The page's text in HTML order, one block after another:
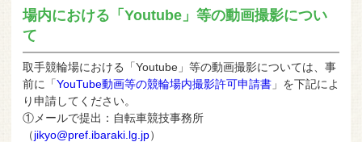
場内における「Youtube」等の動画撮影につい
て
取手競輪場における「Youtube」等の動画撮影については、事
前に「YouTube動画等の競輪場内撮影許可申請書 」を下記によ
り申請してください。
①メールで提出：自転車競技事務所
（jikyo@pref.ibaraki.lg.jp）